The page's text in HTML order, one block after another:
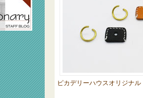
ピカデリーハウスオリジナ